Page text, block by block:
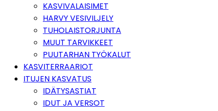
KASVIVALAISIMET
HARVY VESIVILJELY
TUHOLAISTORJUNTA
MUUT TARVIKKEET
PUUTARHAN TYÖKALUT
KASVITERRAARIOT
ITUJEN KASVATUS
IDÄTYSASTIAT
IDUT JA VERSOT